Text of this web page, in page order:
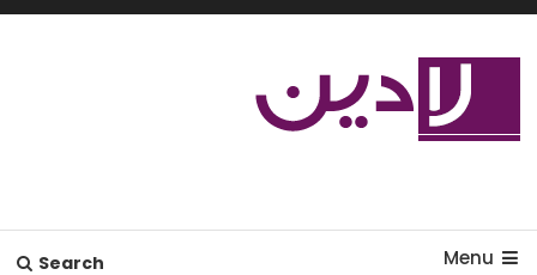
Skip
Menu
Search